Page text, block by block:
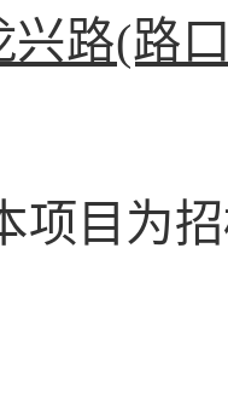
兴路(路
项目为